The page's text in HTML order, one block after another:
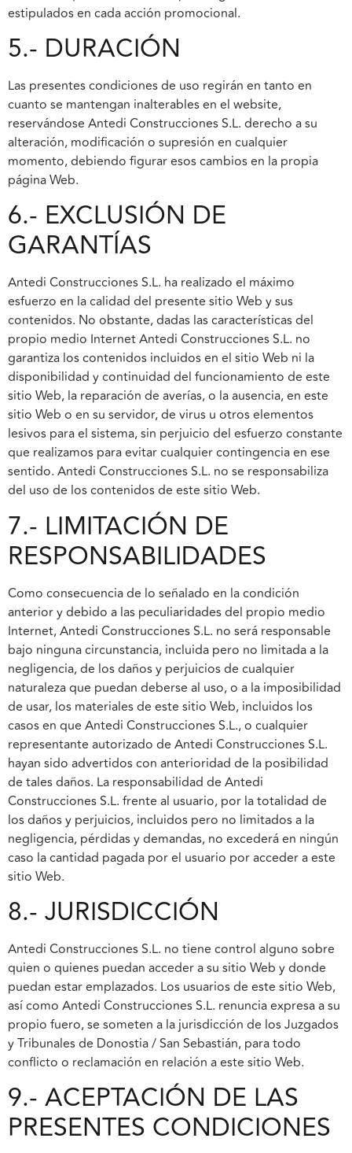
estipulados en cada acción promocional.
5.- DURACIÓN
Las presentes condiciones de uso regirán en tanto en
cuanto se mantengan inalterables en el website,
reservándose Antedi Construcciones S.L. derecho a su
alteración, modificación o supresión en cualquier
momento, debiendo figurar esos cambios en la propia
página Web.
6.- EXCLUSIÓN DE
GARANTÍAS
Antedi Construcciones S.L. ha realizado el máximo
esfuerzo en la calidad del presente sitio Web y sus
contenidos. No obstante, dadas las características del
propio medio Internet Antedi Construcciones S.L. no
garantiza los contenidos incluidos en el sitio Web ni la
disponibilidad y continuidad del funcionamiento de este
sitio Web, la reparación de averías, o la ausencia, en este
sitio Web o en su servidor, de virus u otros elementos
lesivos para el sistema, sin perjuicio del esfuerzo constante
que realizamos para evitar cualquier contingencia en ese
sentido. Antedi Construcciones S.L. no se responsabiliza
del uso de los contenidos de este sitio Web.
7.- LIMITACIÓN DE
RESPONSABILIDADES
Como consecuencia de lo señalado en la condición
anterior y debido a las peculiaridades del propio medio
Internet, Antedi Construcciones S.L. no será responsable
bajo ninguna circunstancia, incluida pero no limitada a la
negligencia, de los daños y perjuicios de cualquier
naturaleza que puedan deberse al uso, o a la imposibilidad
de usar, los materiales de este sitio Web, incluidos los
casos en que Antedi Construcciones S.L., o cualquier
representante autorizado de Antedi Construcciones S.L.
hayan sido advertidos con anterioridad de la posibilidad
de tales daños. La responsabilidad de Antedi
Construcciones S.L. frente al usuario, por la totalidad de
los daños y perjuicios, incluidos pero no limitados a la
negligencia, pérdidas y demandas, no excederá en ningún
caso la cantidad pagada por el usuario por acceder a este
sitio Web.
8.- JURISDICCIÓN
Antedi Construcciones S.L. no tiene control alguno sobre
quien o quienes puedan acceder a su sitio Web y donde
puedan estar emplazados. Los usuarios de este sitio Web,
así como Antedi Construcciones S.L. renuncia expresa a su
propio fuero, se someten a la jurisdicción de los Juzgados
y Tribunales de Donostia / San Sebastián, para todo
conflicto o reclamación en relación a este sitio Web.
9.- ACEPTACIÓN DE LAS
PRESENTES CONDICIONES